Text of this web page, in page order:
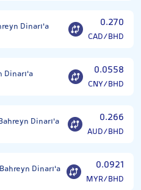
Dinarı'a 0.270
CAD/BHD
Dinarı'a 0.0558
CNY/BHD
Dinarı'a 0.266
AUD/BHD
Dinarı'a 0.0921
MYR/BHD